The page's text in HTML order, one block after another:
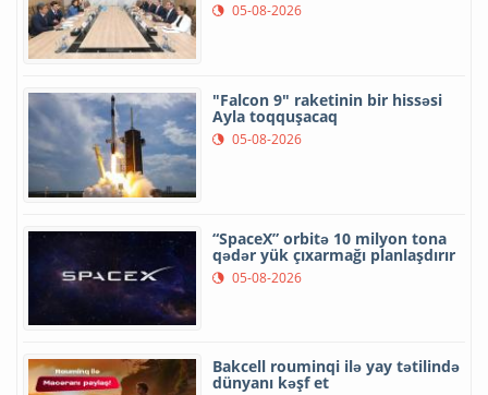
05-08-2026
"Falcon 9" raketinin bir hissəsi
Ayla toqquşacaq
05-08-2026
“SpaceX” orbitə 10 milyon tona
qədər yük çıxarmağı planlaşdırır
05-08-2026
Bakcell rouminqi ilə yay tətilində
dünyanı kəşf et